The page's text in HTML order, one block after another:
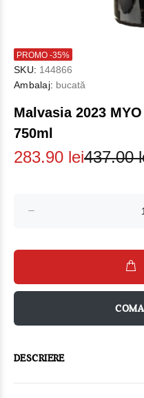
PROMO -35%
SKU: 144866
Ambalaj: bucată
Malvasia 2023
750ml
283.90 lei437.00
DESCRIERE